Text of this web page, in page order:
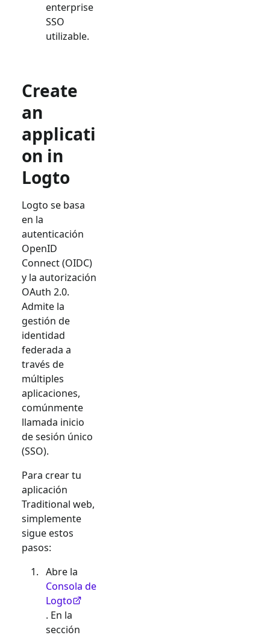
enterprise
SSO
utilizable.
Create
an
applicati
on in
Logto
Logto se basa
en la
autenticación
OpenID
Connect (OIDC)
y la autorización
OAuth 2.0.
Admite la
gestión de
identidad
federada a
través de
múltiples
aplicaciones,
comúnmente
llamada inicio
de sesión único
(SSO).
Para crear tu
aplicación
Traditional web,
simplemente
sigue estos
pasos:
Abre la
Consola de
Logto
. En la
sección